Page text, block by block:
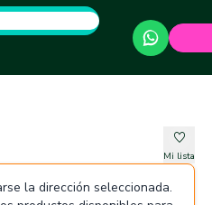
Mi lista
la dirección seleccionada.